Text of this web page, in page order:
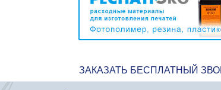
ЗАКАЗАТЬ БЕСПЛАТНЫЙ